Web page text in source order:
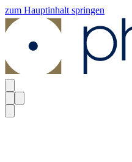
zum Hauptinhalt springen